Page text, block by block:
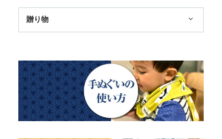
季節のおすすめ
浮世絵・名画名作・古典
干支・富士・招福・縁起物
トートバッグ
チーフ・風呂敷
ステーショナリー
TokyoTokyo選定商品
タペストリー・掛軸・パネル額
のれん
贈り物
母の日ギフト
父の日ギフト